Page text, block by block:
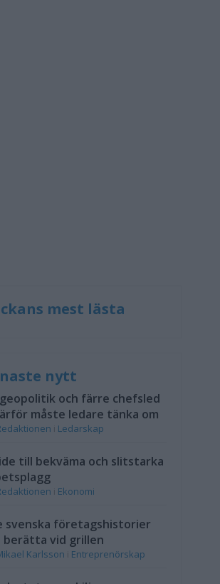
mest lästa
nytt
och färre chefsled
måste ledare tänka om
Ledarskap
till bekväma och slitstarka
Ekonomi
svenska företagshistorier
vid grillen
Karlsson Entreprenörskap